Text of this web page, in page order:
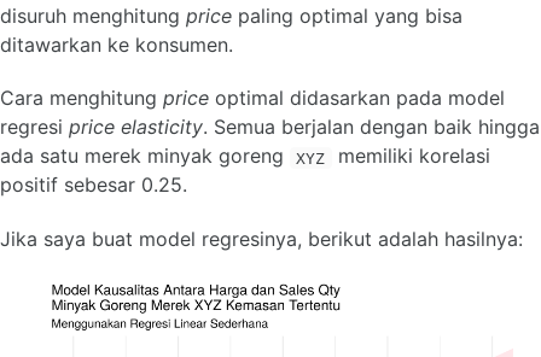
disuruh menghitung price paling optimal yang bisa
ditawarkan ke konsumen.
Cara menghitung price optimal didasarkan pada model
regresi price elasticity. Semua berjalan dengan baik hingga
ada satu merek minyak goreng
XYZ
memiliki korelasi
positif sebesar 0.25.
Jika saya buat model regresinya, berikut adalah hasilnya: